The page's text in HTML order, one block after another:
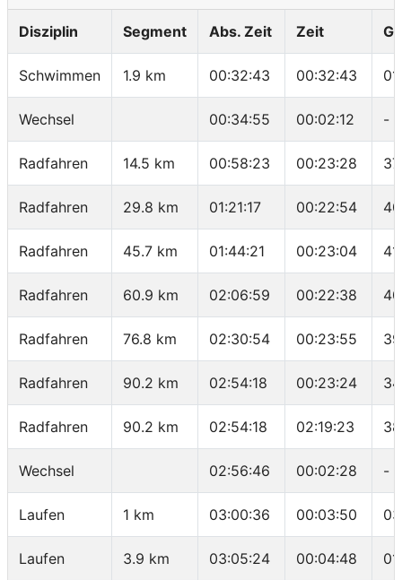
Disziplin Segment Abs. Zeit Zeit
Schwimmen 1.9 km 00:32:43 00:32:43
Wechsel 00:34:55 00:02:12 -
Radfahren 14.5 km 00:58:23 00:23:28
Radfahren 29.8 km 01:21:17 00:22:54
Radfahren 45.7 km 01:44:21 00:23:04
Radfahren 60.9 km 02:06:59 00:22:38
Radfahren 76.8 km 02:30:54 00:23:55
Radfahren 90.2 km 02:54:18 00:23:24
Radfahren 90.2 km 02:54:18 02:19:23
Wechsel 02:56:46 00:02:28 -
Laufen 1 km 03:00:36 00:03:50
Laufen 3.9 km 03:05:24 00:04:48